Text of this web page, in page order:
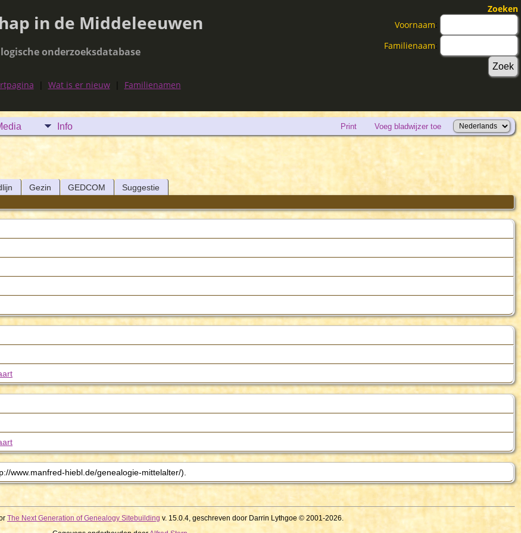
in de Middeleeuwen
onderzoeksdatabase
Wat is er nieuw| Familienamen
Zoeken
Voornaam:
Familienaam:
Info Print Voeg bladwijzer toe
Gezin GEDCOM Suggestie
www.manfred-hiebl.de/genealogie-mittelalter/).
The Next Generation of Genealogy Sitebuilding v. 15.0.4, geschreven door Darrin Lythgoe © 2001-2026.